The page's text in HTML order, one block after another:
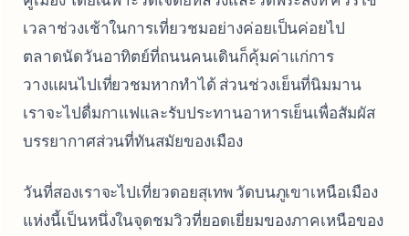
เวลาช่วงเช้าในการเที่ยวชมอย่างค่อยเป็นค่อยไป
ตลาดนัดวันอาทิตย์ที่ถนนคนเดินก็คุ้มค่าแก่การ
วางแผนไปเที่ยวชมหากทำได้ ส่วนช่วงเย็นที่นิมมาน
เราจะไปดื่มกาแฟและรับประทานอาหารเย็นเพื่อสัมผัส
บรรยากาศส่วนที่ทันสมัยของเมือง
วันที่สองเราจะไปเที่ยวดอยสุเทพ วัดบนภูเขาเหนือเมือง
แห่งนี้เป็นหนึ่งในจุดชมวิวที่ยอดเยี่ยมของภาคเหนือของ